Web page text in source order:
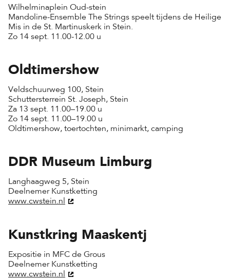
Wilhelminaplein Oud-stein
Mandoline-Ensemble The Strings speelt tijdens de Heilige
Mis in de St. Martinuskerk in Stein.
Zo 14 sept. 11.00-12.00 u
Oldtimershow
Veldschuurweg 100, Stein
Schuttersterrein St. Joseph, Stein
Za 13 sept. 11.00–19.00 u
Zo 14 sept. 11.00–19.00 u
Oldtimershow, toertochten, minimarkt, camping
DDR Museum Limburg
Langhaagweg 5, Stein
Deelnemer Kunstketting
www.cwstein.nl
Kunstkring Maaskentj
Expositie in MFC de Grous
Deelnemer Kunstketting
www.cwstein.nl